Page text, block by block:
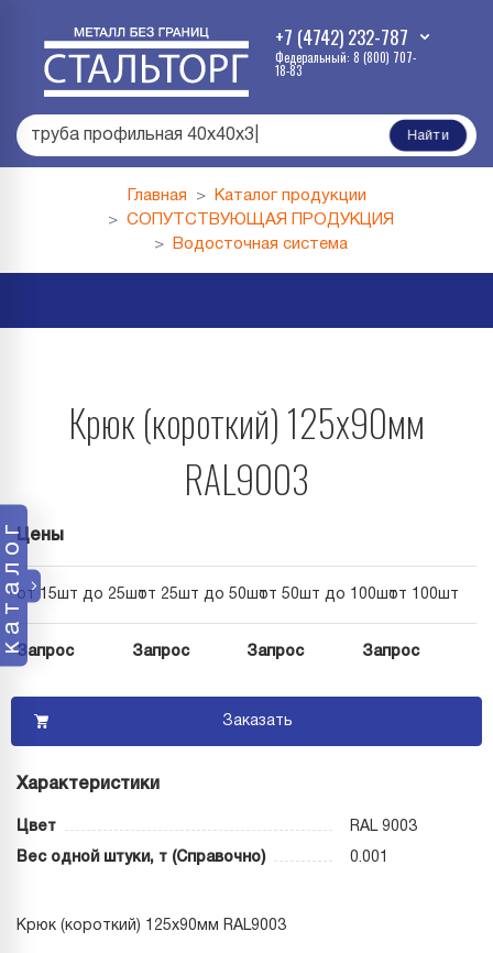
+7 (4742) 232-787
Федеральный: 8 (800) 707-
18-83
труба профильная 40х40х3 Найти
каталог
Главная
Каталог продукции
СОПУТСТВУЮЩАЯ ПРОДУКЦИЯ
Водосточная система
Крюк (короткий) 125х90мм
RAL9003
Цены
от 15шт до 25штот 25шт до 50штот 50шт до 100штот 100шт
Запрос Запрос Запрос Запрос
Заказать
Характеристики
Цвет RAL 9003
Вес одной штуки, т (Справочно) 0.001
Крюк (короткий) 125х90мм RAL9003